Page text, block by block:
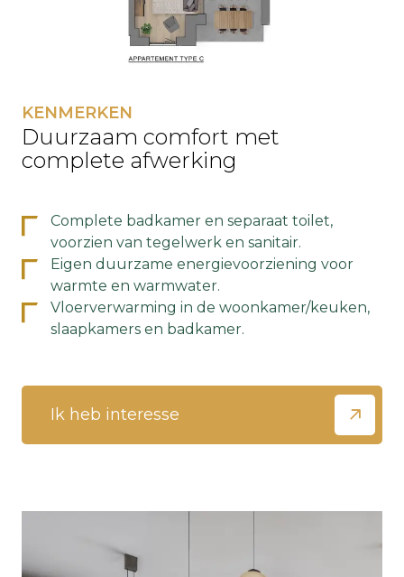
KENMERKEN
Duurzaam comfort met
complete afwerking
Complete badkamer en separaat toilet,
voorzien van tegelwerk en sanitair.
Eigen duurzame energievoorziening voor
warmte en warmwater.
Vloerverwarming in de woonkamer/keuken,
slaapkamers en badkamer.
Ik heb interesse